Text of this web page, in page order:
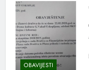
OBAVIJESTI